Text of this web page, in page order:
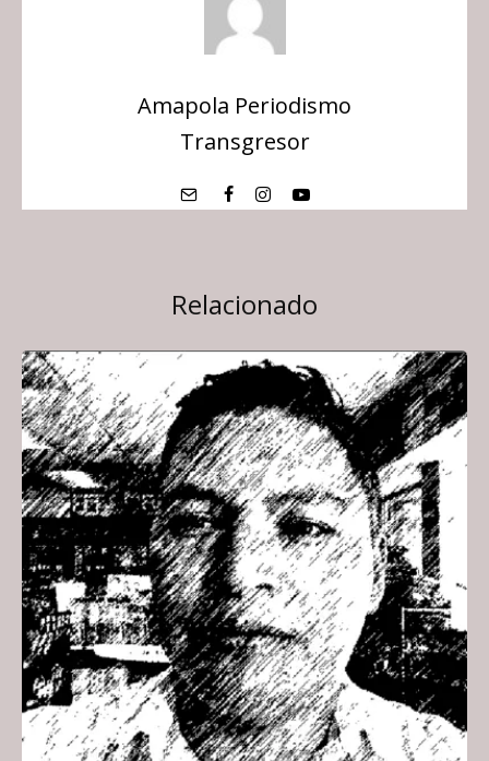
Amapola Periodismo
Transgresor
Relacionado